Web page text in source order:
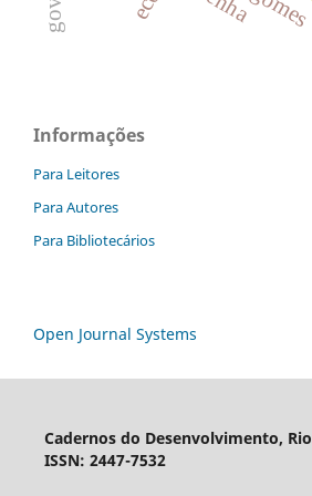
Informações
Para Leitores
Para Autores
Para Bibliotecários
Open Journal Systems
Cadernos do Desenvolvimento,
ISSN: 2447-7532